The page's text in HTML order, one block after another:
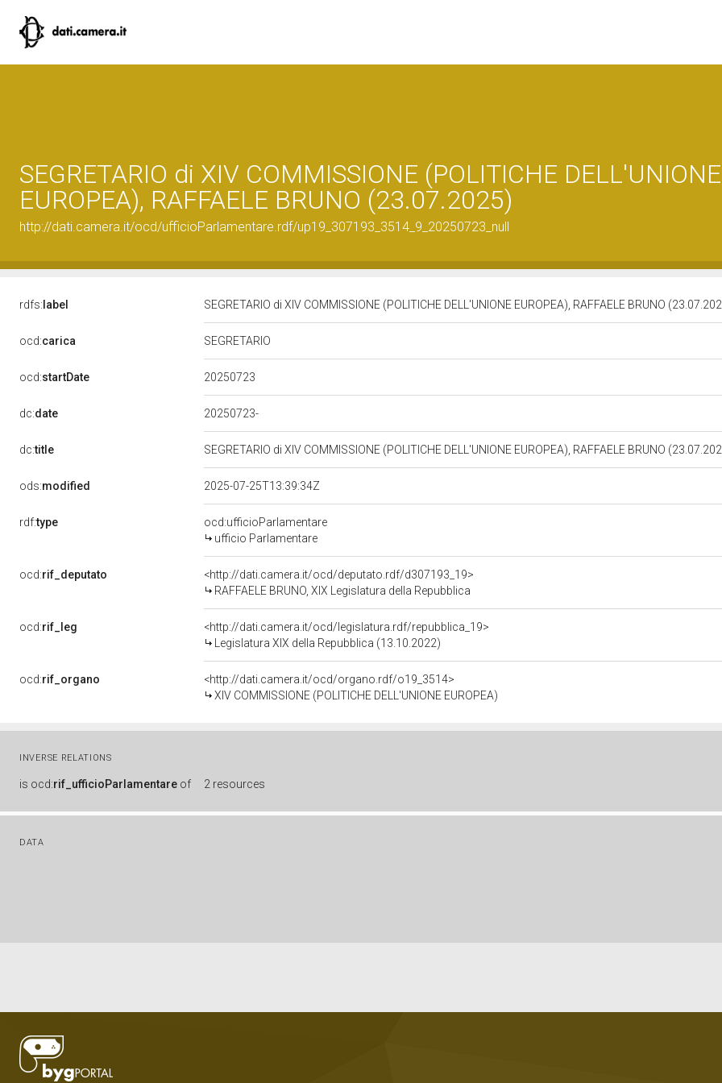
SEGRETARIO di XIV COMMISSIONE (POLITICHE DELL'UNIONE
EUROPEA), RAFFAELE BRUNO (23.07.2025)
http://dati.camera.it/ocd/ufficioParlamentare.rdf/up19_307193_3514_9_20250723_null
rdfs: label SEGRETARIO di XIV COMMISSIONE (POLITICHE DELL'UNIONE EUROPEA), RAFFAELE BRUNO
ocd:carica SEGRETARIO
ocd:startDate 20250723
dc:date 20250723-
dc:title SEGRETARIO di XIV COMMISSIONE (POLITICHE DELL'UNIONE EUROPEA), RAFFAELE BRUNO
ods:modified 2025-07-25T13:39:34Z
rdf:type
ocd:ufficioParlamentare
ufficio Parlamentare
ocd:rif_deputato
<http://dati.camera.it/ocd/deputato.rdf/d307193_19>
RAFFAELE BRUNO, XIX Legislatura della Repubblica
ocd:rif_leg
<http://dati.camera.it/ocd/legislatura.rdf/repubblica_19>
Legislatura XIX della Repubblica (13.10.2022)
ocd:rif_organo
<http://dati.camera.it/ocd/organo.rdf/o19_3514>
XIV COMMISSIONE (POLITICHE DELL'UNIONE EUROPEA)
INVERSE RELATIONS
is ocd:rif_ufficioParlamentare of 2 resources
DATA